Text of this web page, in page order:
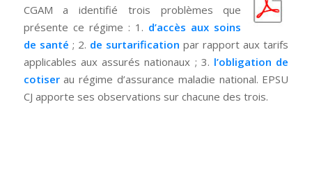
CGAM a identifié trois problèmes que
présente ce régime : 1. d’accès aux soins
de santé ; 2. de surtarification par rapport aux tarifs
applicables aux assurés nationaux ; 3. l’obligation de
cotiserau régime d’assurance maladie national. EPSU
CJ apporte ses observations sur chacune des trois.